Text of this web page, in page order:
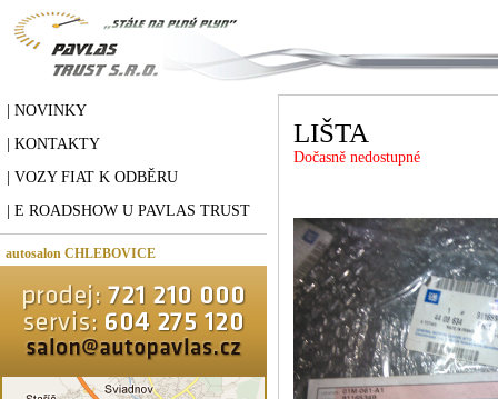
| NOVINKY
| KONTAKTY
| VOZY FIAT K ODBĚRU
| E ROADSHOW U PAVLAS TRUST
autosalon CHLEBOVICE
LIŠTA
Dočasně nedostupné